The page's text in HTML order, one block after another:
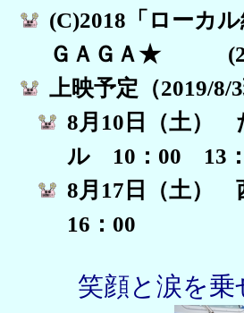
(C)2018「ローカ
ＧＡＧＡ★
上映予定（2019/8/
8月10日（土）
ル 10：00 13
8月17日（土
16：00
笑顔と涙を